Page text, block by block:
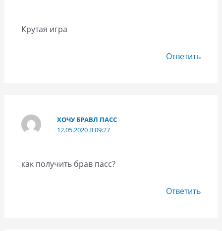
Крутая игра
Ответить
ХОЧУ БРАВЛ ПАСС
12.05.2020 В 09:27
как получить брав пасс?
Ответить